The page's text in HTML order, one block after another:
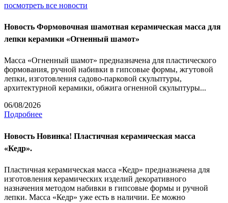
посмотреть все новости
Новость Формовочная шамотная керамическая масса для
лепки керамики «Огненный шамот»
Масса «Огненный шамот» предназначена для пластического
формования, ручной набивки в гипсовые формы, жгутовой
лепки, изготовления садово-парковой скульптуры,
архитектурной керамики, обжига огненной скульптуры...
06/08/2026
Подробнее
Новость Новинка! Пластичная керамическая масса
«Кедр».
Пластичная керамическая масса «Кедр» предназначена для
изготовления керамических изделий декоративного
назначения методом набивки в гипсовые формы и ручной
лепки. Масса «Кедр» уже есть в наличии. Ее можно